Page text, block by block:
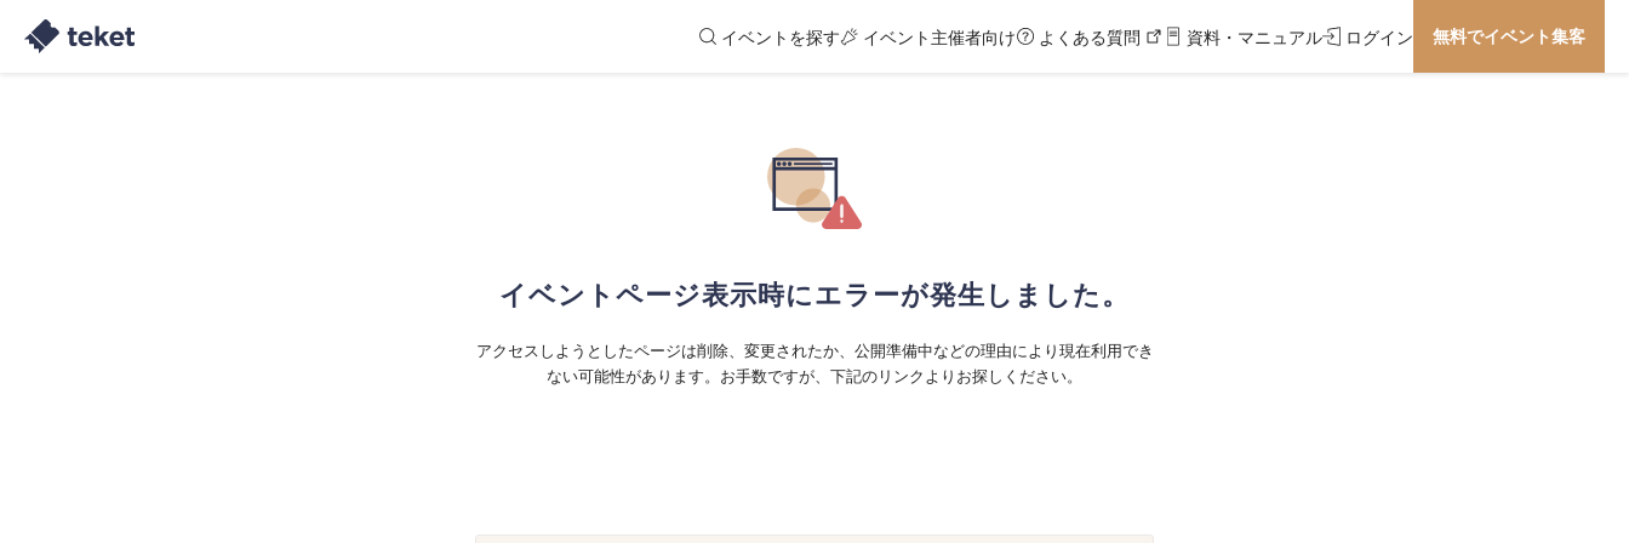
イベントを探す イベント主催者向け よくある質問 資料・マニュアル ログイン 無料でイベント集客
イベントページ表示時にエラーが発生しました。
アクセスしようとしたページは削除、変更されたか、公開準備中などの理由により現在利用でき
ない可能性があります。お手数ですが、下記のリンクよりお探しください。